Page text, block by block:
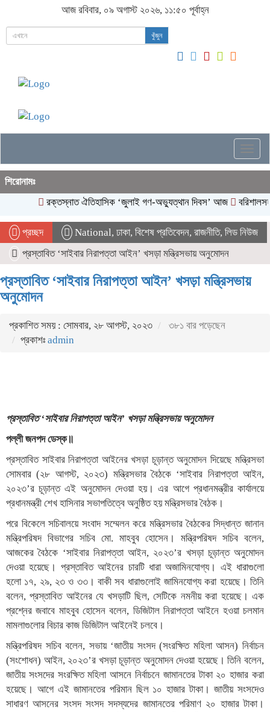
আজ রবিবার, ০৯ অগাস্ট ২০২৬, ১১:৫০ পূর্বাহ্ন
খুঁজুন
শিরোনামঃ
রক্তস্নাত ঐতিহাসিক ‌‘জুলাই গণ-অভ্যুত্থান দিবস’ আজ
বরিশালসহ
প্রচ্ছদ National, ঢাকা, বিশেষ প্রতিবেদন, রাজনীতি, লিড নিউজ
প্রস্তাবিত ‘সাইবার নিরাপত্তা আইন’ খসড়া মন্ত্রিসভায় অনুমোদন
প্রস্তাবিত ‘সাইবার নিরাপত্তা আইন’ খসড়া মন্ত্রিসভায়
অনুমোদন
প্রকাশিত সময় : সোমবার, ২৮ আগস্ট, ২০২৩
৩৮১ বার পড়েছেন
প্রকাশঃ admin
প্রস্তাবিত ‘সাইবার নিরাপত্তা আইন’ খসড়া মন্ত্রিসভায় অনুমোদন
পল্লী জনপদ ডেস্ক॥
প্রস্তাবিত সাইবার নিরাপত্তা আইনের খসড়া চূড়ান্ত অনুমোদন দিয়েছে মন্ত্রিসভা
সোমবার (২৮ আগস্ট, ২০২৩) মন্ত্রিসভার বৈঠকে ‘সাইবার নিরাপত্তা আইন,
২০২৩’র চূড়ান্ত এই অনুমোদন দেওয়া হয়। এর আগে প্রধানমন্ত্রীর কার্যালয়ে
প্রধানমন্ত্রী শেখ হাসিনার সভাপতিত্বে অনুষ্ঠিত হয় মন্ত্রিসভার বৈঠক।
পরে বিকেলে সচিবালয়ে সংবাদ সম্মেলন করে মন্ত্রিসভার বৈঠকের সিদ্ধান্ত জানান
মন্ত্রিপরিষদ বিভাগের সচিব মো. মাহবুব হোসেন। মন্ত্রিপরিষদ সচিব বলেন,
আজকের বৈঠকে ‘সাইবার নিরাপত্তা আইন, ২০২৩’র খসড়া চূড়ান্ত অনুমোদন
দেওয়া হয়েছে। প্রস্তাবিত আইনের চারটি ধারা অজামিনযোগ্য। এই ধারাগুলো
হলো ১৭, ২৯, ২৩ ও ৩৩। বাকী সব ধারাগুলোই জামিনযোগ্য করা হয়েছে। তিনি
বলেন, প্রস্তাবিত আইনের যে খসড়াটি ছিল, সেটিকে নমনীয় করা হয়েছে। এক
প্রশ্নের জবাবে মাহবুব হোসেন বলেন, ডিজিটাল নিরাপত্তা আইনে হওয়া চলমান
মামলাগুলোর বিচার কাজ ডিজিটাল আইনেই চলবে।
মন্ত্রিপরিষদ সচিব বলেন, সভায় ‘জাতীয় সংসদ (সংরক্ষিত মহিলা আসন) নির্বাচন
(সংশোধন) আইন, ২০২৩’র খসড়া চূড়ান্ত অনুমোদন দেওয়া হয়েছে। তিনি বলেন,
জাতীয় সংসদের সংরক্ষিত মহিলা আসনে নির্বাচনে জামানতের টাকা ২০ হাজার করা
হয়েছে। আগে এই জামানতের পরিমান ছিল ১০ হাজার টাকা। জাতীয় সংসদেও
সাধারণ আসনের সংসদ সংসদ সদস্যদের জামানতের পরিমাণ ২০ হাজার টাকা।